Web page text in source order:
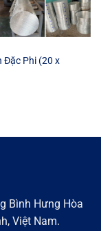
Đặc Phi (20 x
Bình Hưng Hòa
Việt Nam.